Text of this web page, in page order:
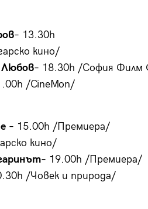
– 13.30h
кино/
Любов– 18.30h /София Филм
/CineMon/
– 15.00h /Премиера/
кино/
– 19.00h /Премиера/
/Човек и природа/